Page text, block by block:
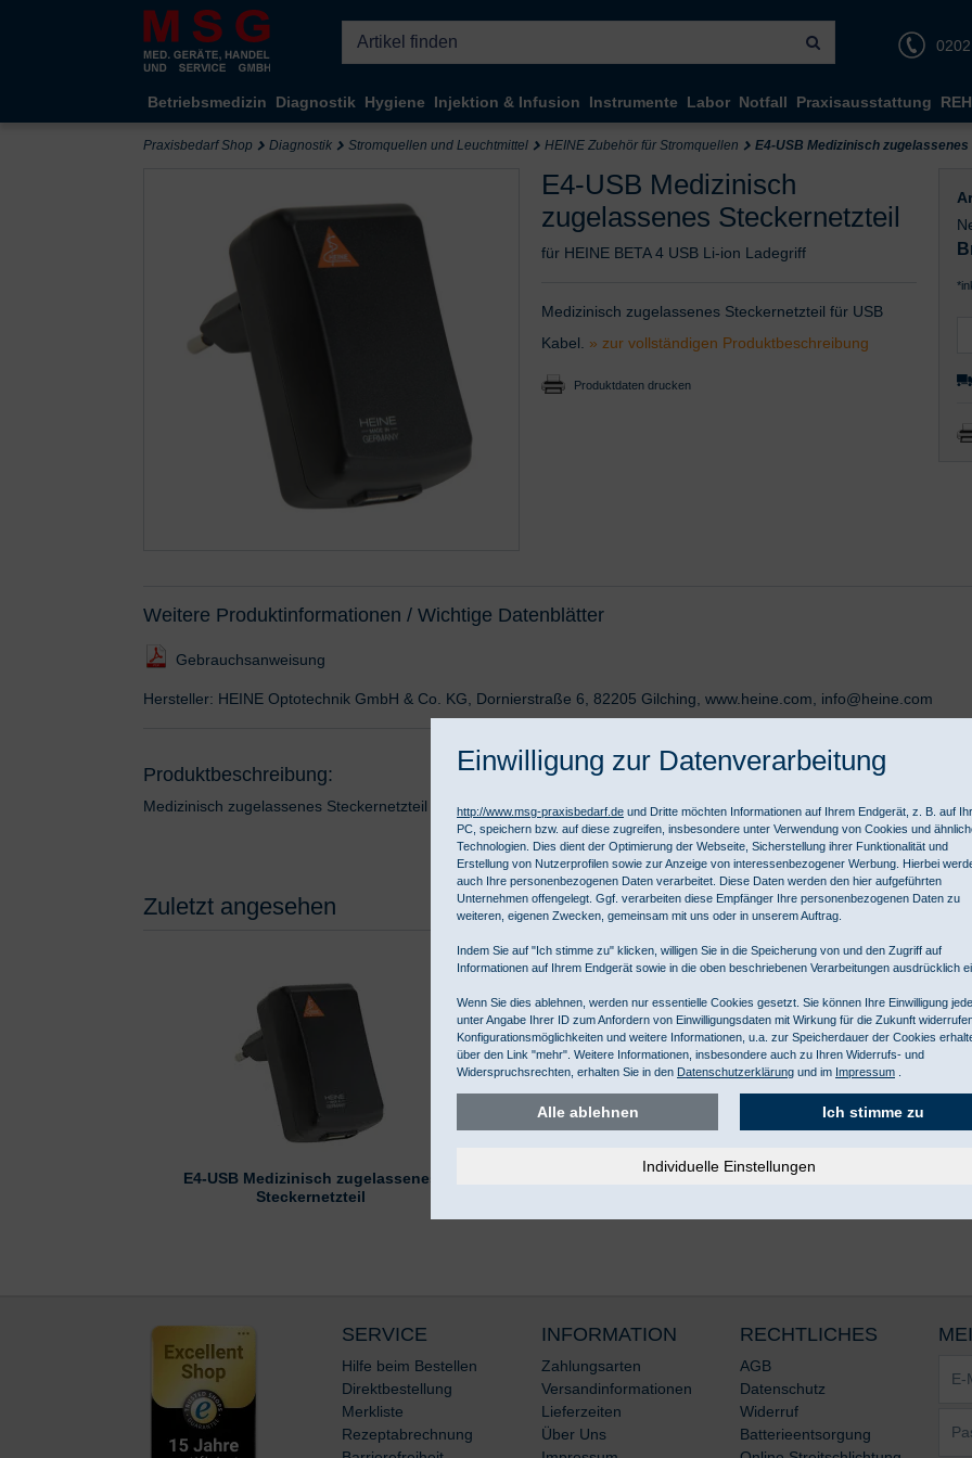
Kompletten Head der Seite überspringen
Betriebsmedizin Diagnostik Hygiene Injektion & Infusion Instrumente Labor Notfall Praxisausstattung
Praxisbedarf Shop Diagnostik Stromquellen und Leuchtmittel HEINE Zubehör für Stromquellen E4-USB Medizinisch
E4-USB Medizinisch
zugelassenes Steckernetzteil
für HEINE BETA 4 USB Li-ion Ladegriff
Medizinisch zugelassenes Steckernetzteil für USB
Kabel. » zur vollständigen Produktbeschreibung
Produktdaten drucken
Weitere Produktinformationen / Wichtige Datenblätter
Gebrauchsanweisung
Hersteller: HEINE Optotechnik GmbH & Co. KG, Dornierstraße 6, 82205 Gilching, www.heine.com, info@heine.com
Produktbeschreibung:
Medizinisch zugelassenes Steckernetzteil für USB Kabel.
Zuletzt angesehen
E4-USB Medizinisch zugelassenes
Steckernetzteil
SERVICE
Hilfe beim Bestellen
Direktbestellung
Merkliste
Rezeptabrechnung
INFORMATION
Zahlungsarten
Versandinformationen
Lieferzeiten
Über Uns
RECHTLICHES
AGB
Datenschutz
Widerruf
Batterieentsorgung
Mail-
Einwilligung zur Datenverarbeitung
http://www.msg-praxisbedarf.de und Dritte möchten Informationen auf Ihrem Endgerät, z. B. auf
PC, speichern bzw. auf diese zugreifen, insbesondere unter Verwendung von Cookies und
Technologien. Dies dient der Optimierung der Webseite, Sicherstellung ihrer Funktionalität und
Erstellung von Nutzerprofilen sowie zur Anzeige von interessenbezogener Werbung. Hierbei
auch Ihre personenbezogenen Daten verarbeitet. Diese Daten werden den hier aufgeführten
Unternehmen offengelegt. Ggf. verarbeiten diese Empfänger Ihre personenbezogenen Daten zu
weiteren, eigenen Zwecken, gemeinsam mit uns oder in unserem Auftrag.
Indem Sie auf "Ich stimme zu" klicken, willigen Sie in die Speicherung von und den Zugriff auf
Informationen auf Ihrem Endgerät sowie in die oben beschriebenen Verarbeitungen ausdrücklich
Wenn Sie dies ablehnen, werden nur essentielle Cookies gesetzt. Sie können Ihre Einwilligung
unter Angabe Ihrer ID zum Anfordern von Einwilligungsdaten mit Wirkung für die Zukunft
Konfigurationsmöglichkeiten und weitere Informationen, u.a. zur Speicherdauer der Cookies
über den Link "mehr". Weitere Informationen, insbesondere auch zu Ihren Widerrufs- und
Widerspruchsrechten, erhalten Sie in den Datenschutzerklärung und im Impressum
Ich stimme zu
Alle ablehnen